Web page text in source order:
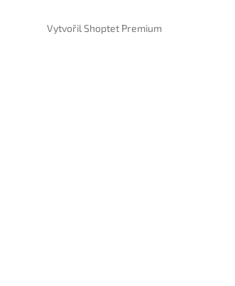
Vytvořil Shoptet Premium